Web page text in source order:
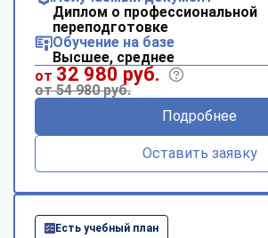
Диплом о профессиональной
переподготовке
Обучение на базе
Высшее, среднее
от 32 980 руб.
от 54 980 руб.
Подробнее
Оставить заявку
Есть учебный план